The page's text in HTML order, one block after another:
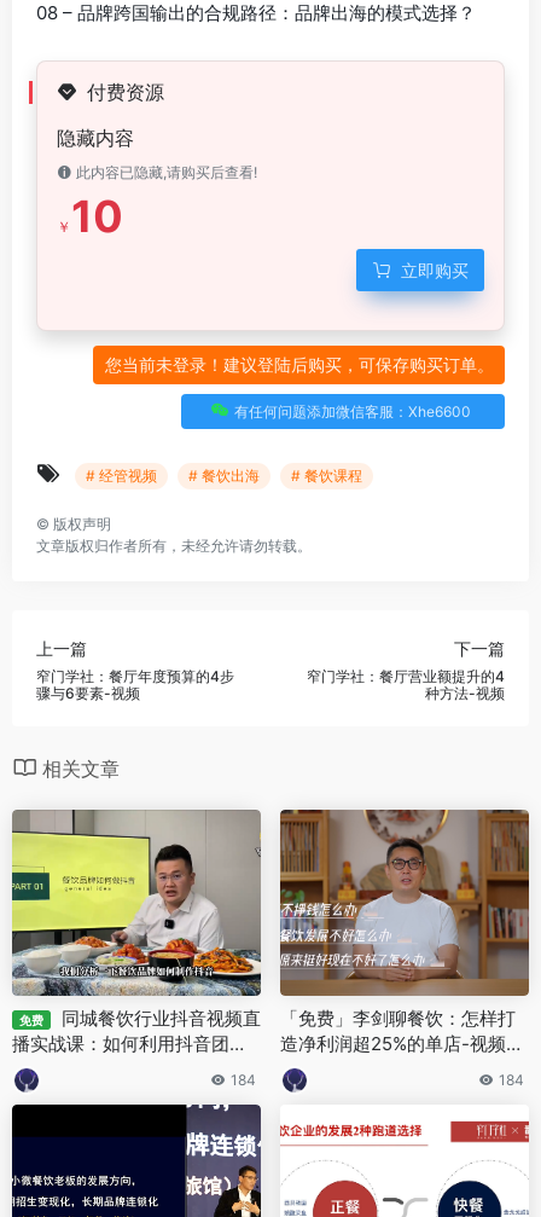
08 – 品牌跨国输出的合规路径：品牌出海的模式选择？
付费资源
隐藏内容
此内容已隐藏,请购买后查看!
￥ 10
立即购买
您当前未登录！建议登陆后购买，可保存购买订单。
有任何问题添加微信客服：Xhe6600
# 经管视频 # 餐饮出海 # 餐饮课程
© 版权声明
文章版权归作者所有，未经允许请勿转载。
上一篇
窄门学社：餐厅年度预算的4步
骤与6要素-视频
下一篇
窄门学社：餐厅营业额提升的4
种方法-视频
相关文章
免费
同城餐饮行业抖音视频直
播实战课：如何利用抖音团
购，获取线上超大流量
184
「免费」李剑聊餐饮：怎样打
造净利润超25%的单店-视频合
集
184